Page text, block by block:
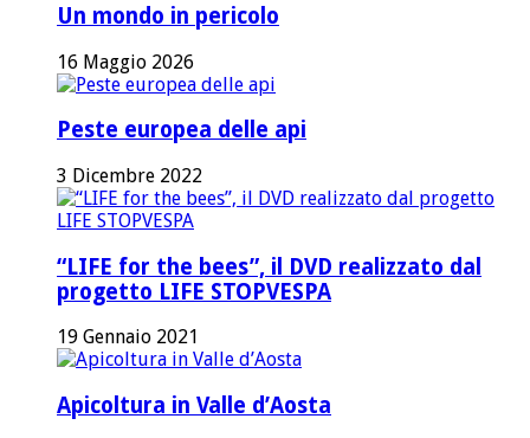
Un mondo in pericolo
16 Maggio 2026
Peste europea delle api
3 Dicembre 2022
“LIFE for the bees”, il DVD realizzato dal
progetto LIFE STOPVESPA
19 Gennaio 2021
Apicoltura in Valle d’Aosta